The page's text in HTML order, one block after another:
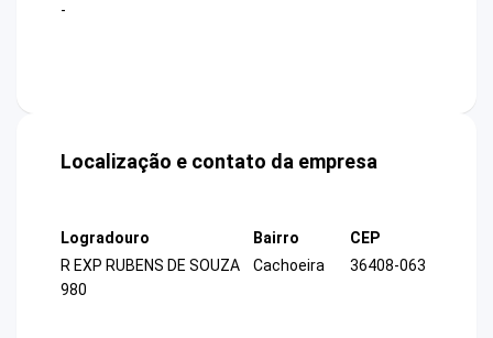
-
Localização e contato da empresa
Logradouro
R EXP RUBENS DE SOUZA
980
Bairro
Cachoeira
CEP
36408-063